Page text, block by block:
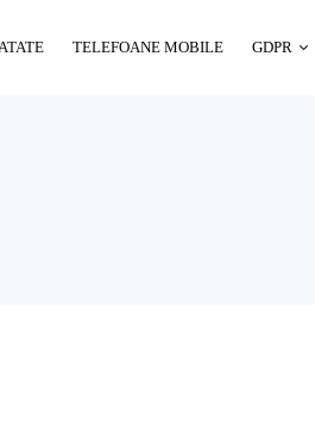
TELEFOANE MOBILE GDPR